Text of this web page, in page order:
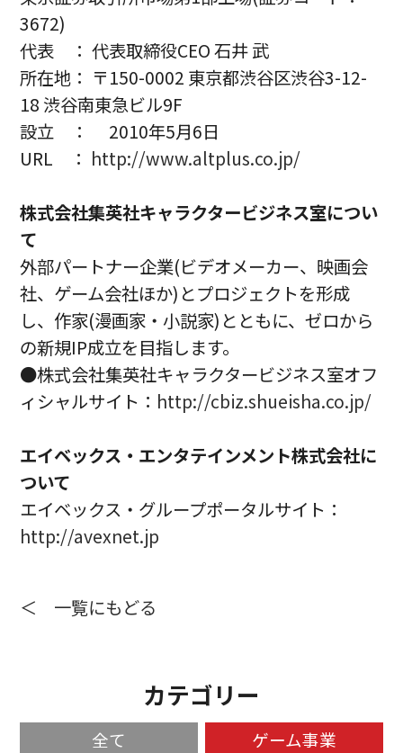
3672)
代表 ： 代表取締役CEO 石井 武
所在地： 〒150-0002 東京都渋谷区渋谷3-12-
18 渋谷南東急ビル9F
設立 ： 2010年5月6日
URL ： http://www.altplus.co.jp/
株式会社集英社キャラクタービジネス室につい
て
外部パートナー企業(ビデオメーカー、映画会
社、ゲーム会社ほか)とプロジェクトを形成
し、作家(漫画家・小説家)とともに、ゼロから
の新規IP成立を目指します。
●株式会社集英社キャラクタービジネス室オフ
ィシャルサイト： http://cbiz.shueisha.co.jp/
エイベックス・エンタテインメント株式会社に
ついて
エイベックス・グループポータルサイト：
http://avexnet.jp
＜ 一覧にもどる
カテゴリー
全て
ゲーム事業